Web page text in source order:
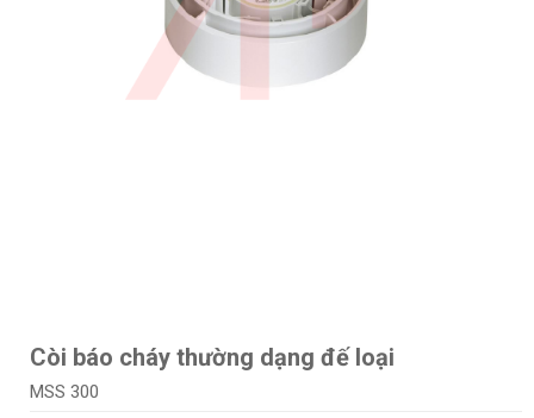
Còi báo cháy thường dạng đế loại
MSS 300